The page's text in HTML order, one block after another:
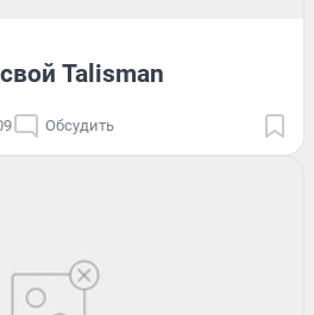
Talisman
Обсудить